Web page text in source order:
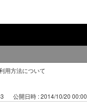
用方法について
公開日時 : 2014/10/20 00:00